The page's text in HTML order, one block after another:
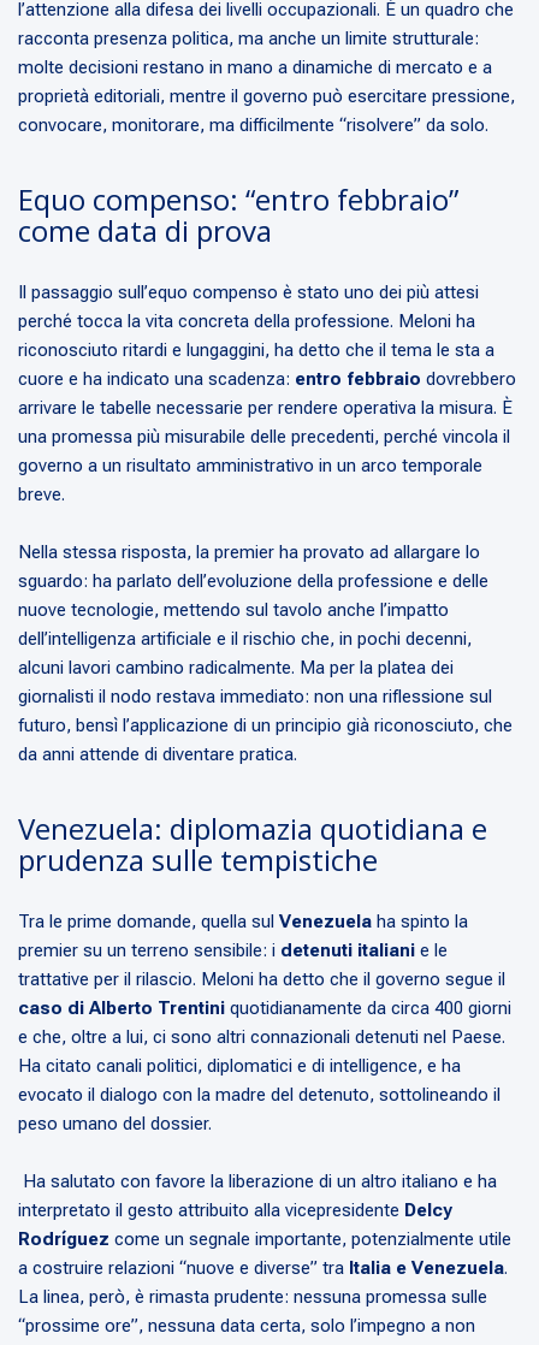
l’attenzione alla difesa dei livelli occupazionali. È un quadro che
racconta presenza politica, ma anche un limite strutturale:
molte decisioni restano in mano a dinamiche di mercato e a
proprietà editoriali, mentre il governo può esercitare pressione,
convocare, monitorare, ma difficilmente “risolvere” da solo.
Equo compenso: “entro febbraio”
come data di prova
Il passaggio sull’equo compenso è stato uno dei più attesi
perché tocca la vita concreta della professione. Meloni ha
riconosciuto ritardi e lungaggini, ha detto che il tema le sta a
cuore e ha indicato una scadenza: entro febbraio dovrebbero
arrivare le tabelle necessarie per rendere operativa la misura. È
una promessa più misurabile delle precedenti, perché vincola il
governo a un risultato amministrativo in un arco temporale
breve.
Nella stessa risposta, la premier ha provato ad allargare lo
sguardo: ha parlato dell’evoluzione della professione e delle
nuove tecnologie, mettendo sul tavolo anche l’impatto
dell’intelligenza artificiale e il rischio che, in pochi decenni,
alcuni lavori cambino radicalmente. Ma per la platea dei
giornalisti il nodo restava immediato: non una riflessione sul
futuro, bensì l’applicazione di un principio già riconosciuto, che
da anni attende di diventare pratica.
Venezuela: diplomazia quotidiana e
prudenza sulle tempistiche
Tra le prime domande, quella sul Venezuela ha spinto la
premier su un terreno sensibile: i detenuti italiani e le
trattative per il rilascio. Meloni ha detto che il governo segue il
caso di Alberto Trentini quotidianamente da circa 400 giorni
e che, oltre a lui, ci sono altri connazionali detenuti nel Paese.
Ha citato canali politici, diplomatici e di intelligence, e ha
evocato il dialogo con la madre del detenuto, sottolineando il
peso umano del dossier.
Ha salutato con favore la liberazione di un altro italiano e ha
interpretato il gesto attribuito alla vicepresidente Delcy
Rodríguez come un segnale importante, potenzialmente utile
a costruire relazioni “nuove e diverse” tra Italia e Venezuela.
La linea, però, è rimasta prudente: nessuna promessa sulle
“prossime ore”, nessuna data certa, solo l’impegno a non